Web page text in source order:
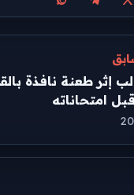
على فيسبوك
مشاركة على X
مشاركة على
مشاركة
إثر طعنة نافذة
امتحاناته